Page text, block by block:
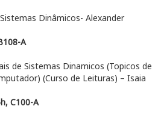
Dinâmicos- Alexander
A
de Sistemas Dinamicos (Topicos de
(Curso de Leituras) – Isaia
C100-A